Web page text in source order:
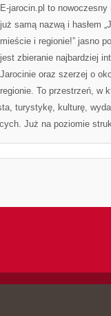
E-jarocin.pl to
już samą nazwą i hasłem
mieście i regionie!” jasno
jest zbieranie najbardziej
Jarocinie oraz szerzej o
regionie. To przestrzeń, w
turystykę, kulturę,
Już na poziomie